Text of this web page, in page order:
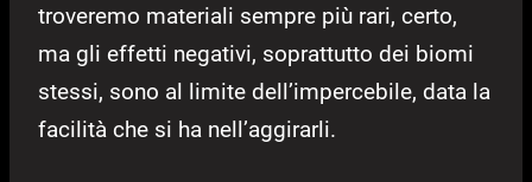
troveremo materiali sempre più rari, certo,
ma gli effetti negativi, soprattutto dei biomi
stessi, sono al limite dell’impercebile, data la
facilità che si ha nell’aggirarli.